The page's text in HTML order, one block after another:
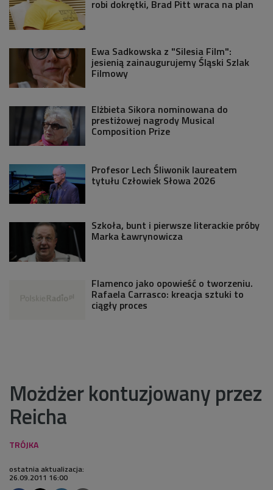
robi dokrętki, Brad Pitt wraca na plan
Ewa Sadkowska z "Silesia Film":
jesienią zainaugurujemy Śląski Szlak
Filmowy
Elżbieta Sikora nominowana do
prestiżowej nagrody Musical
Composition Prize
Profesor Lech Śliwonik laureatem
tytułu Człowiek Słowa 2026
Szkoła, bunt i pierwsze literackie próby
Marka Ławrynowicza
Flamenco jako opowieść o tworzeniu.
Rafaela Carrasco: kreacja sztuki to
ciągły proces
Możdżer kontuzjowany przez
Reicha
ostatnia aktualizacja:
26.09.2011 16:00